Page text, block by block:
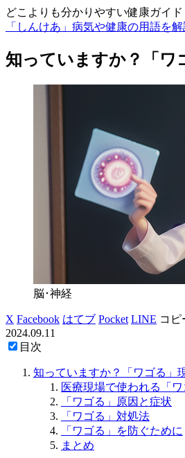
どこよりも分かりやすい健康ガイド
「しんけあ」病気や健康の用語を解
知っていますか？「ワ
脳･神経
X Facebook はてブ Pocket LINE コピ
2024.09.11
目次
知っていますか？「ワゴる」
医療現場で使われる「ワ
「ワゴる」原因と症状
「ワゴる」対処法
「ワゴる」を防ぐために
まとめ